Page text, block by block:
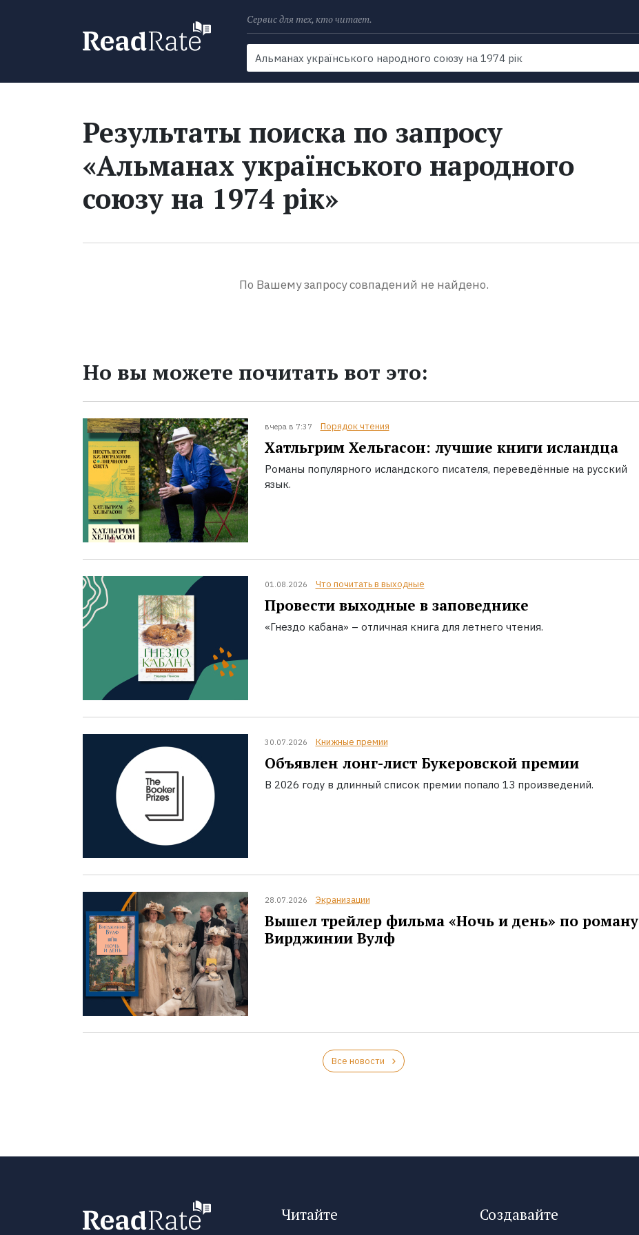
Сервис для тех, кто читает.
Поиск
Новости Рейтинги Книги Экранизации
Результаты поиска по запросу
«Альманах українського народного
союзу на 1974 рік»
По Вашему запросу совпадений не найдено.
Но вы можете почитать вот это:
вчера в 7:37 Порядок чтения
Хатльгрим Хельгасон: лучшие книги исландца
Романы популярного исландского писателя, переведённые на русский
язык.
01.08.2026 Что почитать в выходные
Провести выходные в заповеднике
«Гнездо кабана» – отличная книга для летнего чтения.
30.07.2026 Книжные премии
Объявлен лонг-лист Букеровской премии
В 2026 году в длинный список премии попало 13 произведений.
28.07.2026 Экранизации
Вышел трейлер фильма «Ночь и день» по роману
Вирджинии Вулф
Все новости
Читайте Создавайте